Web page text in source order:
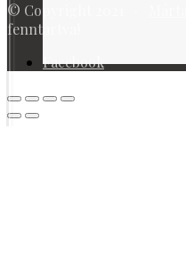
© Copyright 2021 ·
fenntartva!
Facebook